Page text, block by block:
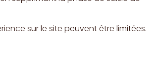
sur le site peuvent être limitées.